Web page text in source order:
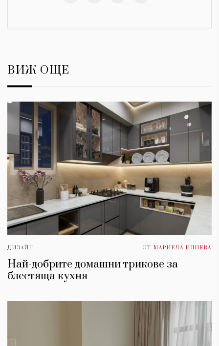
ВИЖ ОЩЕ
ДИЗАЙН ОТ МАРИЕЛА ИЛИЕВА
Най-добрите домашни трикове за
блестяща кухня